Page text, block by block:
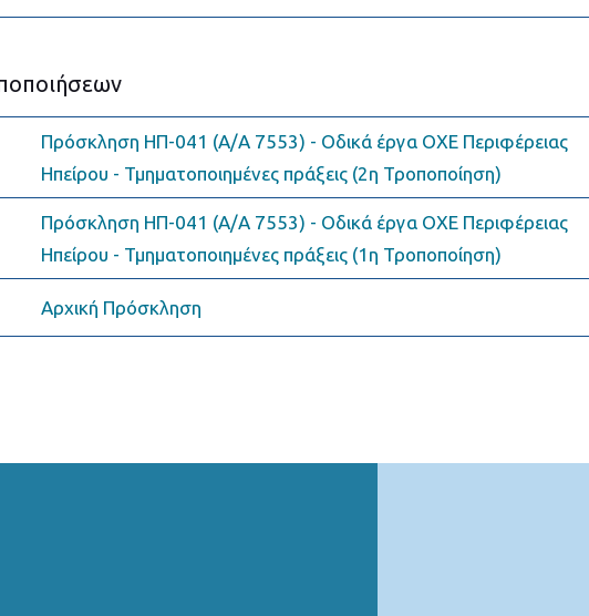
Πρόσκληση ΗΠ-041 (Α/Α 7553) - Οδικά έργα ΟΧΕ Περιφέρειας
Ηπείρου - Τμηματοποιημένες πράξεις (2η Τροποποίηση)
Πρόσκληση ΗΠ-041 (Α/Α 7553) - Οδικά έργα ΟΧΕ Περιφέρειας
Ηπείρου - Τμηματοποιημένες πράξεις (1η Τροποποίηση)
Αρχική Πρόσκληση